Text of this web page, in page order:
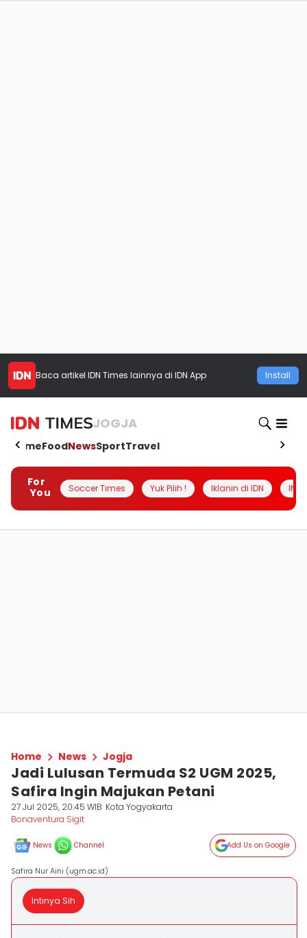
Baca artikel IDN Times lainnya di IDN App Install
JOGJA
HomeFoodNewsSportTravel
For
You
Soccer Times Yuk Pilih ! Iklanin di IDN
Home News Jogja
Jadi Lulusan Termuda S2 UGM 2025,
Safira Ingin Majukan Petani
27 Jul 2025, 20:45 WIB Kota Yogyakarta
Bonaventura Sigit
News Channel Add Us on Google
Safira Nur Aini (ugm.ac.id)
Intinya Sih